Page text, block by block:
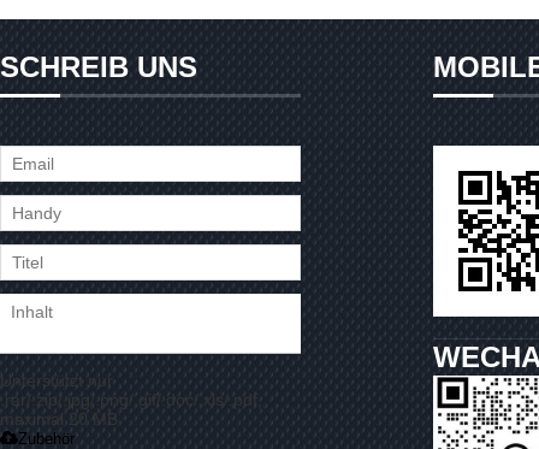
SCHREIB UNS
Unterstützt nur
.rar/.zip/.jpg/.png/.gif/.doc/.xls/.pdf,
maximal 20 MB
Zubehör